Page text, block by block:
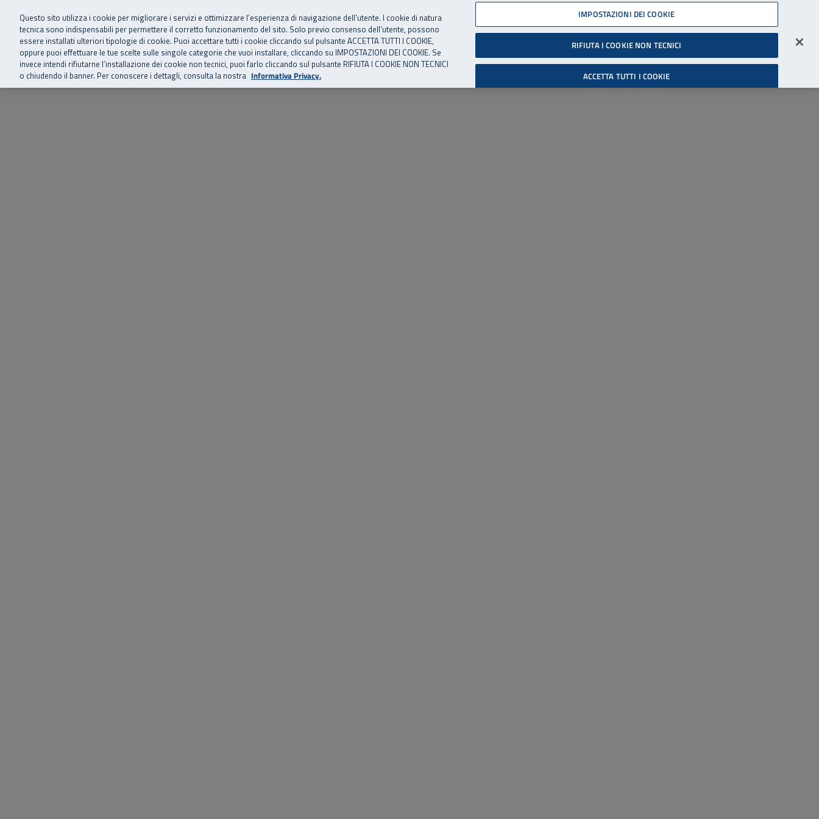
Vai al menu principale
Vai al contenuto principale
Vai al Footer 06 45539607
SuperAbile - il Contact Center Inail per il mondo della disabilità
Home Chi siamo Storie, news ed eventi Risorse utili Supporto Accessibilità
Cerca
Accedi all'area riservata
Questo sito utilizza i cookie per migliorare i servizi e ottimizzare l’esperienza di navigazione dell’utente. I cookie di natura
tecnica sono indispensabili per permettere il corretto funzionamento del sito. Solo previo consenso dell’utente, possono
essere installati ulteriori tipologie di cookie. Puoi accettare tutti i cookie cliccando sul pulsante ACCETTA TUTTI I COOKIE,
oppure puoi effettuare le tue scelte sulle singole categorie che vuoi installare, cliccando su IMPOSTAZIONI DEI COOKIE. Se
invece intendi rifiutarne l’installazione dei cookie non tecnici, puoi farlo cliccando sul pulsante RIFIUTA I COOKIE NON TECNICI
o chiudendo il banner. Per conoscere i dettagli, consulta la nostra Informativa Privacy.
IMPOSTAZIONI DEI COOKIE
RIFIUTA I COOKIE NON TECNICI
ACCETTA TUTTI I COOKIE